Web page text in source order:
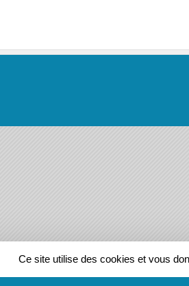
REGIONS
Ce site utilise des cookies et vous